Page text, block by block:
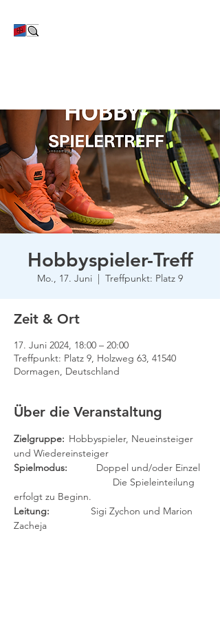
Hobbyspieler-Treff
Mo., 17. Juni
  |
Treffpunkt: Platz 9
Zeit & Ort
17. Juni 2024, 18:00 – 20:00
Treffpunkt: Platz 9, Holzweg 63, 41540
Dormagen, Deutschland
Über die Veranstaltung
Zielgruppe:
und Wiedereinsteiger
Spielmodus:
Doppel und/oder Einzel
erfolgt zu Beginn.
Sigi Zychon und Marion
Zacheja